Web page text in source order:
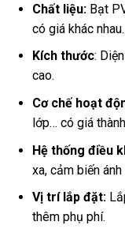
Chất liệu:Bạt
có giá khác nhau.
Kích thước:
cao.
Cơ chế hoạt
lớp… có giá
Hệ thống điều
xa, cảm biến
Vị trí lắp đặt:
thêm phụ phí.